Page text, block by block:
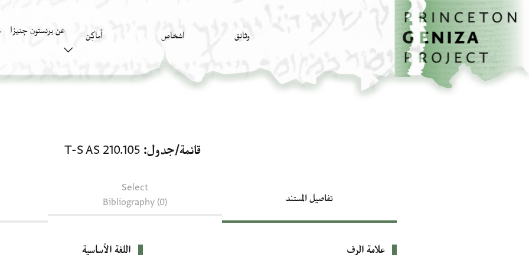
تخطي إلى المحتوى الرئيسي
الصفحة الرئيسية
وثائق اشخاص أَماكِن عن برنستون جنيزا
قائمة/جدول T-S AS 210.105
تفاصيل المستند
Select
Bibliography (0)
بيانات التعريف
علامة الرف اللغة الأساسية